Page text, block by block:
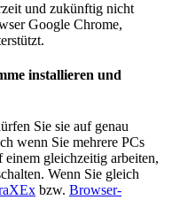
und zukünftig nicht
Google Chrome,
installieren und
Sie sie auf genau
wenn Sie mehrere PCs
einem gleichzeitig arbeiten,
Wenn Sie gleich
bzw. Browser-